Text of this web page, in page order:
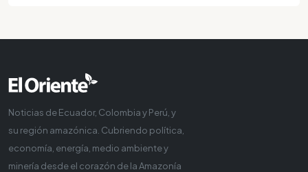
Noticias de Ecuador, Colombia y Perú, y
su región amazónica. Cubriendo política,
economía, energía, medio ambiente y
minería desde el corazón de la Amazonía